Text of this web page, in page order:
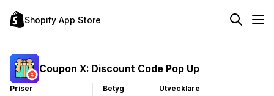
Shopify App Store
Coupon X: Discount Code Pop Up
Priser
Betyg
Utvecklare